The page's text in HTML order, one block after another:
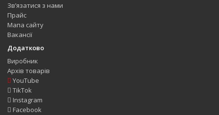
Зв’язатися з нами
Прайс
Мапа сайту
Вакансії
Додатково
Виробник
Архів товарів
YouTube
TikTok
Instagram
Facebook